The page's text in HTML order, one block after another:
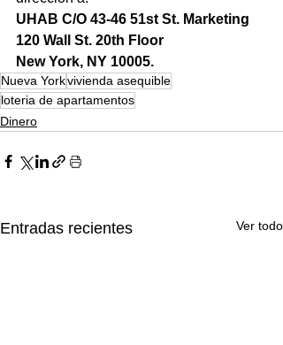
UHAB C/O 43-46 51st St. Marketing
120 Wall St. 20th Floor
New York, NY 10005.
Nueva Yorkvivienda asequible
loteria de apartamentos
Dinero
Entradas recientes Ver todo